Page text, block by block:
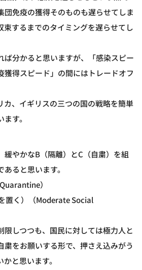
団免疫の獲得そのものも遅らせてしま
束するまでのタイミングを遅らせてし
ば分かると思いますが、「感染スピー
獲得スピード」の間にはトレードオフ
カ、イギリスの三つの国の戦略を簡単
す。
緩やかなB（隔離）とC（自粛）を組
ると思います。
）
置く）（Moderate Social
限しつつも、国民に対しては極力人と
粛をお願いする形で、押さえ込みがう
と思います。